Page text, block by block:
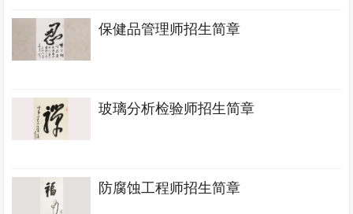
保健品管理师招生简章
玻璃分析检验师招生简章
防腐蚀工程师招生简章